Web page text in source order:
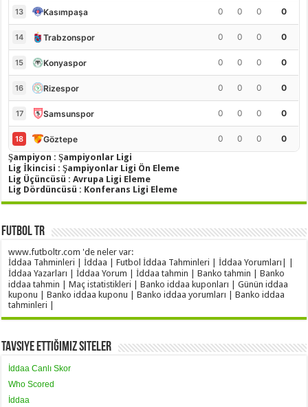
13 Kasımpaşa 0 0 0 0
14 Trabzonspor 0 0 0 0
15 Konyaspor 0 0 0 0
16 Rizespor 0 0 0 0
17 Samsunspor 0 0 0 0
18 Göztepe 0 0 0
0
Şampiyon : Şampiyonlar Ligi
Lig İkincisi : Şampiyonlar Ligi Ön Eleme
Lig Üçüncüsü : Avrupa Ligi Eleme
Lig Dördüncüsü : Konferans Ligi Eleme
Futbol TR
www.futboltr.com 'de neler var:
İddaa Tahminleri | İddaa | Futbol İddaa Tahminleri | İddaa Yorumları| |
İddaa Yazarları | İddaa Yorum | İddaa tahmin | Banko tahmin | Banko
iddaa tahmin | Maç istatistikleri | Banko iddaa kuponları | Günün iddaa
kuponu | Banko iddaa kuponu | Banko iddaa yorumları | Banko iddaa
tahminleri |
Tavsiye Ettiğimiz Siteler
İddaa Canlı Skor
Who Scored
İddaa